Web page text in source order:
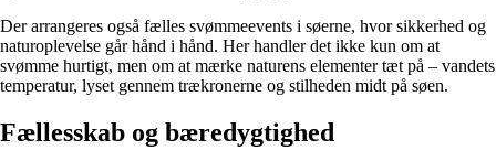
Der arrangeres også fælles svømmeevents i søerne, hvor sikkerhed og
naturoplevelse går hånd i hånd. Her handler det ikke kun om at
svømme hurtigt, men om at mærke naturens elementer tæt på – vandets
temperatur, lyset gennem trækronerne og stilheden midt på søen.
Fællesskab og bæredygtighed